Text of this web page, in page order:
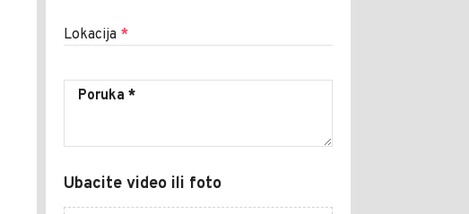
Lokacija *
Ubacite video ili foto